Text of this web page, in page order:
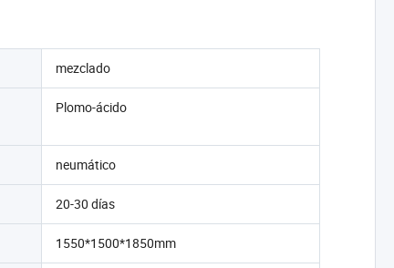
mezclado
Plomo-ácido
neumático
20-30 días
1550*1500*1850mm